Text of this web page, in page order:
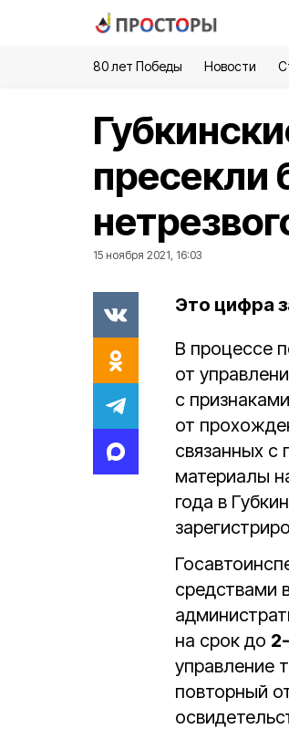
80 лет Победы Новости
пресекли
15 ноября 2021, 16:03
Это цифра
В процессе
от
с
от
связанных с
материалы
года в
средствами
на срок до
управление
повторный